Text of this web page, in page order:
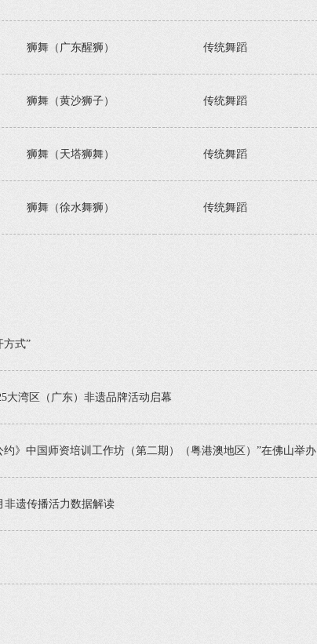
狮舞（广东醒狮） 传统舞蹈
狮舞（黄沙狮子） 传统舞蹈
狮舞（天塔狮舞） 传统舞蹈
狮舞（徐水舞狮） 传统舞蹈
方式”
大湾区（广东）非遗品牌活动启幕
》中国师资培训工作坊（第二期）（粤港澳地区）”在佛山举办
遗传播活力数据解读